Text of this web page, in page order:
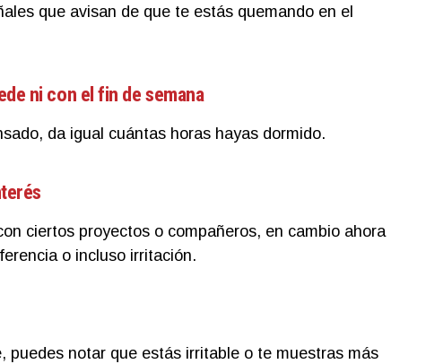
que avisan de que te estás quemando en el
ni con el fin de semana
da igual cuántas horas hayas dormido.
ciertos proyectos o compañeros, en cambio ahora
o incluso irritación.
puedes notar que estás irritable o te muestras más